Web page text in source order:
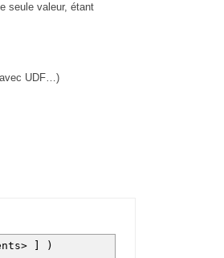
seule valeur, étant
UDF…)
] )